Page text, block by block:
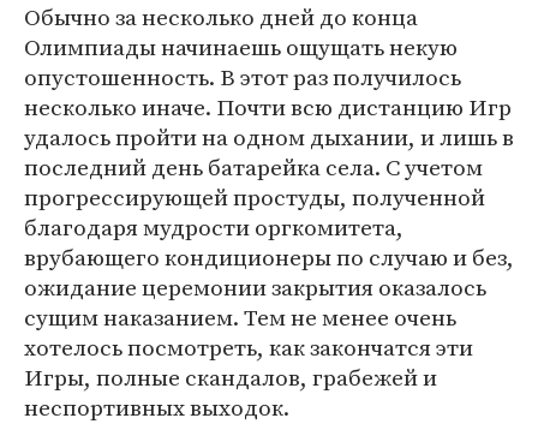
Обычно за несколько дней до конца
Олимпиады начинаешь ощущать некую
опустошенность. В этот раз получилось
несколько иначе. Почти всю дистанцию Игр
удалось пройти на одном дыхании, и лишь в
последний день батарейка села. С учетом
прогрессирующей простуды, полученной
благодаря мудрости оргкомитета,
врубающего кондиционеры по случаю и без,
ожидание церемонии закрытия оказалось
сущим наказанием. Тем не менее очень
хотелось посмотреть, как закончатся эти
Игры, полные скандалов, грабежей и
неспортивных выходок.